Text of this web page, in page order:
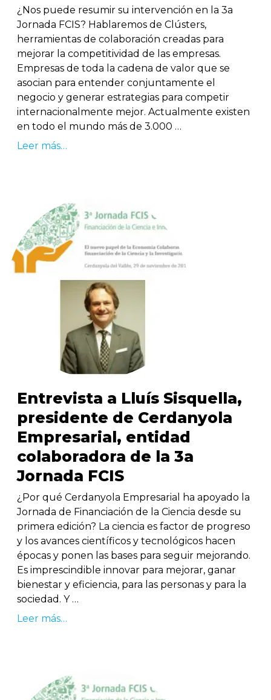
¿Nos puede resumir su intervención en la 3a
Jornada FCIS? Hablaremos de Clústers,
herramientas de colaboración creadas para
mejorar la competitividad de las empresas.
Empresas de toda la cadena de valor que se
asocian para entender conjuntamente el
negocio y generar estrategias para competir
internacionalmente mejor. Actualmente existen
en todo el mundo más de 3.000 …
Leer más…
Entrevista a Lluís Sisquella,
presidente de Cerdanyola
Empresarial, entidad
colaboradora de la 3a
Jornada FCIS
¿Por qué Cerdanyola Empresarial ha apoyado la
Jornada de Financiación de la Ciencia desde su
primera edición? La ciencia es factor de progreso
y los avances científicos y tecnológicos hacen
épocas y ponen las bases para seguir mejorando.
Es imprescindible innovar para mejorar, ganar
bienestar y eficiencia, para las personas y para la
sociedad. Y …
Leer más…